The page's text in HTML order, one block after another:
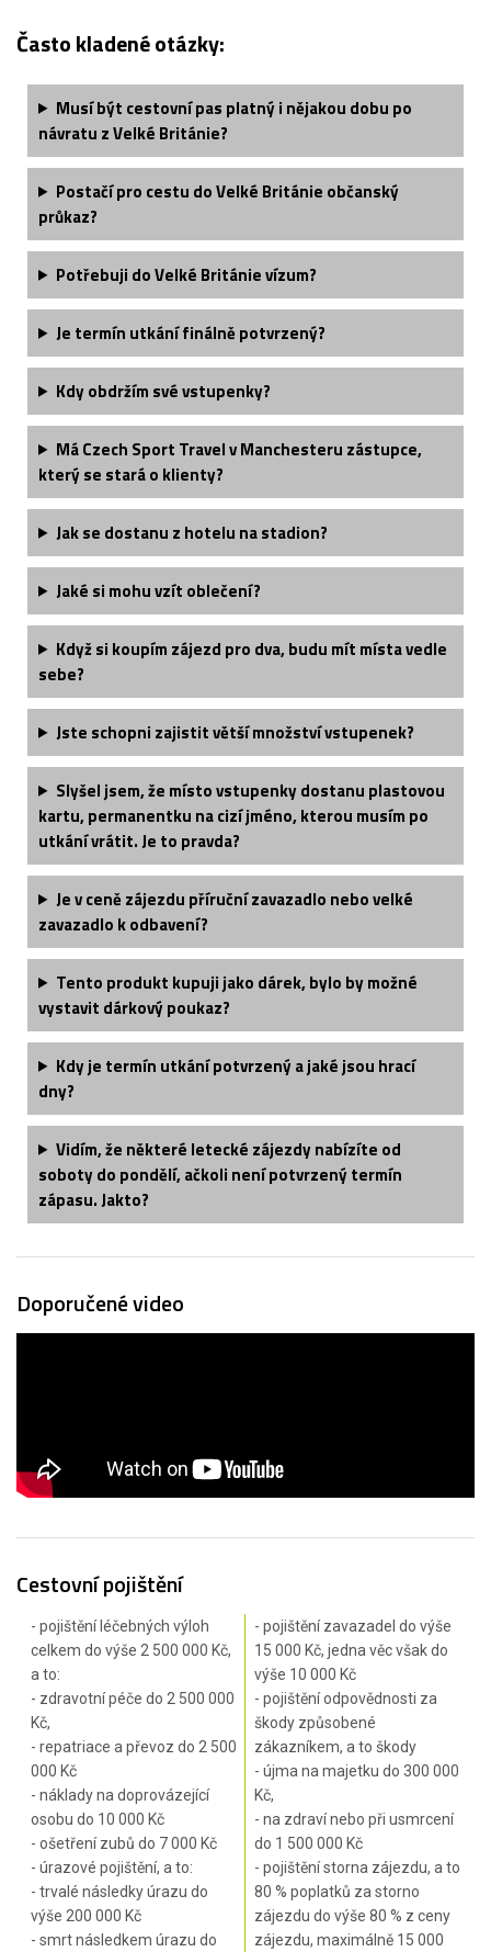
Často kladené otázky:
Musí být cestovní pas platný i nějakou dobu po
návratu z Velké Británie?
Postačí pro cestu do Velké Británie občanský
průkaz?
Potřebuji do Velké Británie vízum?
Je termín utkání finálně potvrzený?
Kdy obdržím své vstupenky?
Má Czech Sport Travel v Manchesteru zástupce,
který se stará o klienty?
Jak se dostanu z hotelu na stadion?
Jaké si mohu vzít oblečení?
Když si koupím zájezd pro dva, budu mít místa vedle
sebe?
Jste schopni zajistit větší množství vstupenek?
Slyšel jsem, že místo vstupenky dostanu plastovou
kartu, permanentku na cizí jméno, kterou musím po
utkání vrátit. Je to pravda?
Je v ceně zájezdu příruční zavazadlo nebo velké
zavazadlo k odbavení?
Tento produkt kupuji jako dárek, bylo by možné
vystavit dárkový poukaz?
Kdy je termín utkání potvrzený a jaké jsou hrací
dny?
Vidím, že některé letecké zájezdy nabízíte od
soboty do pondělí, ačkoli není potvrzený termín
zápasu. Jakto?
Doporučené video
Cestovní pojištění
- pojištění léčebných výloh
celkem do výše 2 500 000 Kč,
a to:
- zdravotní péče do 2 500 000
Kč,
- repatriace a převoz do 2 500
000 Kč
- náklady na doprovázející
osobu do 10 000 Kč
- ošetření zubů do 7 000 Kč
- úrazové pojištění, a to:
- trvalé následky úrazu do
výše 200 000 Kč
- smrt následkem úrazu do
- pojištění zavazadel do výše
15 000 Kč, jedna věc však do
výše 10 000 Kč
- pojištění odpovědnosti za
škody způsobené
zákazníkem, a to škody
- újma na majetku do 300 000
Kč,
- na zdraví nebo při usmrcení
do 1 500 000 Kč
- pojištění storna zájezdu, a to
80 % poplatků za storno
zájezdu do výše 80 % z ceny
zájezdu, maximálně 15 000